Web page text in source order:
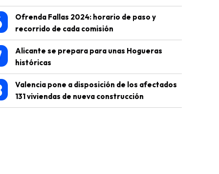
Ofrenda Fallas 2024: horario de paso y
recorrido de cada comisión
Alicante se prepara para unas Hogueras
históricas
Valencia pone a disposición de los afectados
131 viviendas de nueva construcción